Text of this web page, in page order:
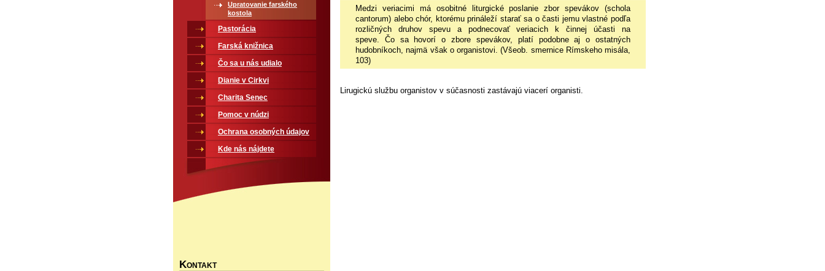
Medzi veriacimi má osobitné liturgické poslanie zbor spevákov (schola
cantorum) alebo chór, ktorému prináleží starať sa o časti jemu vlastné podľa
rozličných druhov spevu a podnecovať veriacich k činnej účasti na
speve. Čo sa hovorí o zbore spevákov, platí podobne aj o ostatných
hudobníkoch, najmä však o organistovi. (Všeob. smernice Rímskeho misála,
103)
Lirugickú službu organistov v súčasnosti zastávajú viacerí organisti.
Upratovanie farského
kostola
Pastorácia
Farská knižnica
Čo sa u nás udialo
Dianie v Cirkvi
Charita Senec
Pomoc v núdzi
Ochrana osobných údajov
Kde nás nájdete
KONTAKT